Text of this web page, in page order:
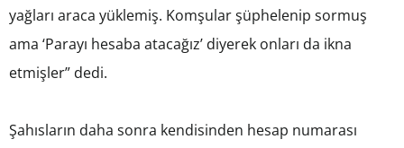
yağları araca yüklemiş. Komşular şüphelenip sormuş
ama ‘Parayı hesaba atacağız’ diyerek onları da ikna
etmişler” dedi.
Şahısların daha sonra kendisinden hesap numarası